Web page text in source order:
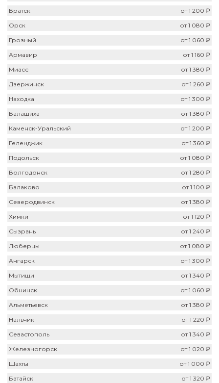
Братск
от 1 200 ₽
Орск
от 1 080 ₽
Грозный
от 1 060 ₽
Армавир
от 1 160 ₽
Миасс
от 1 380 ₽
Дзержинск
от 1 260 ₽
Находка
от 1 300 ₽
Балашиха
от 1 380 ₽
Каменск-Уральский
от 1 200 ₽
Геленджик
от 1 360 ₽
Подольск
от 1 080 ₽
Волгодонск
от 1 280 ₽
Балаково
от 1 100 ₽
Северодвинск
от 1 380 ₽
Химки
от 1 120 ₽
Сызрань
от 1 240 ₽
Люберцы
от 1 080 ₽
Ангарск
от 1 300 ₽
Мытищи
от 1 340 ₽
Обнинск
от 1 060 ₽
Альметьевск
от 1 380 ₽
Нальчик
от 1 220 ₽
Севастополь
от 1 340 ₽
Железногорск
от 1 020 ₽
Шахты
от 1 000 ₽
Батайск
от 1 320 ₽